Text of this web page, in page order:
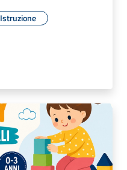
Istruzione